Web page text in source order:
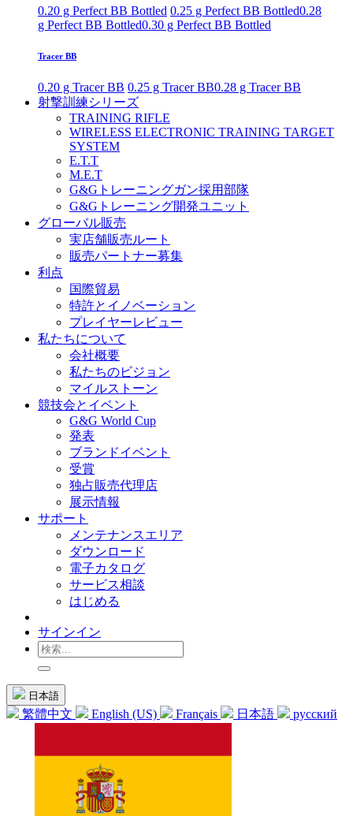
0.20 g Perfect BB Bottled 0.25 g Perfect BB Bottled0.28
g Perfect BB Bottled0.30 g Perfect BB Bottled
Tracer BB
0.20 g Tracer BB 0.25 g Tracer BB0.28 g Tracer BB
射撃訓練シリーズ
TRAINING RIFLE
WIRELESS ELECTRONIC TRAINING TARGET
SYSTEM
E.T.T
M.E.T
G&Gトレーニングガン採用部隊
G&Gトレーニング開発ユニット
グローバル販売
実店舗販売ルート
販売パートナー募集
利点
国際貿易
特許とイノベーション
プレイヤーレビュー
私たちについて
会社概要
私たちのビジョン
マイルストーン
競技会とイベント
G&G World Cup
発表
ブランドイベント
受賞
独占販売代理店
展示情報
サポート
メンテナンスエリア
ダウンロード
電子カタログ
サービス相談
はじめる
サインイン
日本語
繁體中文 English (US) Français 日本語 русский